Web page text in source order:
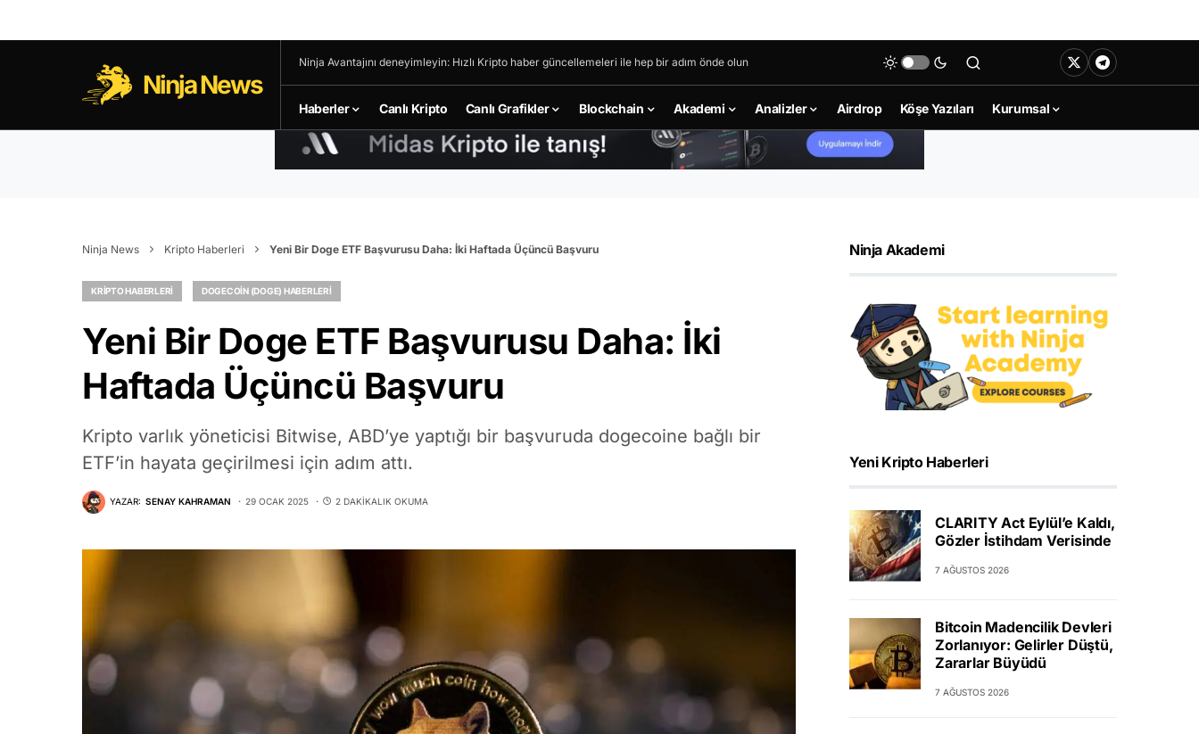
Ninja News
Ninja Avantajını deneyimleyin: Hızlı Kripto haber güncellemeleri ile hep bir adım önde olun
Haberler Canlı Kripto Canlı Grafikler Blockchain Akademi Analizler Airdrop Köşe Yazıları Kurumsal
Ninja News Kripto Haberleri Yeni Bir Doge ETF Başvurusu Daha: İki Haftada Üçüncü Başvuru
KRIPTO HABERLERI DOGECOIN (DOGE) HABERLERI
Yeni Bir Doge ETF Başvurusu Daha: İki
Haftada Üçüncü Başvuru
Kripto varlık yöneticisi Bitwise, ABD’ye yaptığı bir başvuruda dogecoine bağlı bir
ETF’in hayata geçirilmesi için adım attı.
YAZAR: SENAY KAHRAMAN 29 OCAK 2025 2 DAKIKALIK OKUMA
Ninja Akademi
Yeni Kripto Haberleri
CLARITY Act Eylül’e Kaldı,
Gözler İstihdam Verisinde
7 AĞUSTOS 2026
Bitcoin Madencilik Devleri
Zorlanıyor: Gelirler Düştü,
Zararlar Büyüdü
7 AĞUSTOS 2026